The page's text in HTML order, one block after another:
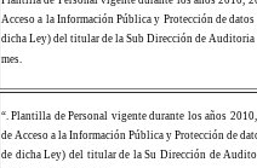
Acceso a la Información Pública y Protección de
dicha Ley) del titular de la Sub Dirección de Auditoria
mes.
“. Plantilla de Personal vigente durante los años
de Acceso a la Información Pública y Protección de
de dicha Ley) del titular de la Su Dirección de